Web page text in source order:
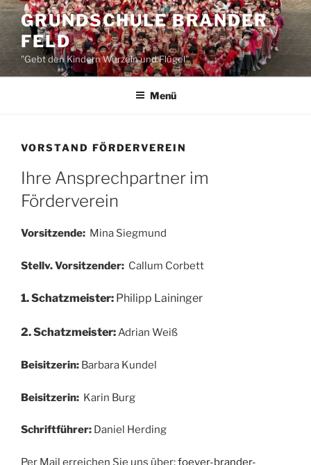
Zum
Inhalt
springen
GRUNDSCHULE BRANDER
FELD
"Gebt den Kindern Wurzeln und Flügel"
Menü
VORSTAND FÖRDERVEREIN
Ihre Ansprechpartner im
Förderverein
Vorsitzende: Mina Siegmund
Stellv. Vorsitzender: Callum Corbett
1. Schatzmeister: Philipp Laininger
2. Schatzmeister: Adrian Weiß
Beisitzerin: Barbara Kundel
Beisitzerin: Karin Burg
Schriftführer: Daniel Herding
Per Mail erreichen Sie uns über:foever-brander-